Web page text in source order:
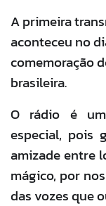
A primeira
aconteceu no
comemoração
brasileira.
O rádio é
especial, pois
amizade entre
mágico, por
das vozes que